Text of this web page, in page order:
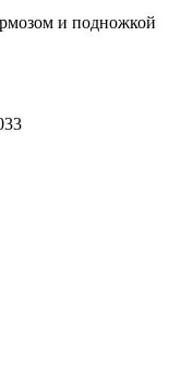
и подножкой